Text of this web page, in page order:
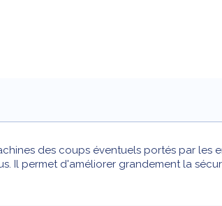
des coups éventuels portés par les
Il permet d'améliorer grandement la